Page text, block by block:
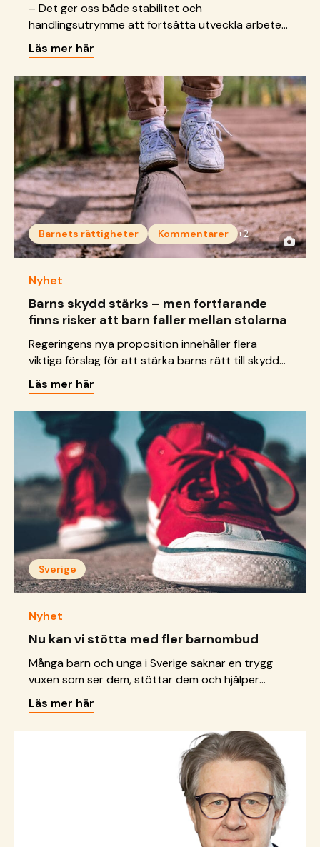
– Det ger oss både stabilitet och
handlingsutrymme att fortsätta utveckla arbetet
för barns rättigheter globalt, säger
generalsekreterare Jeanette Sundin.
Läs mer här
Barnets rättigheter Kommentarer +2
Nyhet
Barns skydd stärks – men fortfarande
finns risker att barn faller mellan stolarna
Regeringens nya proposition innehåller flera
viktiga förslag för att stärka barns rätt till skydd
och stöd från socialnämnden. Men flera områden
behöver utvecklas för att inget barn ska lämnas
utan stöd.
Läs mer här
Sverige
Nyhet
Nu kan vi stötta med fler barnombud
Många barn och unga i Sverige saknar en trygg
vuxen som ser dem, stöttar dem och hjälper
deras röst att nå fram. Därför är vi glada att vi nu
har beviljats stöd från Socialstyrelsen för att
utveckla vårt arbete med barnombud i Sverige,
ett viktigt steg för att barn och unga ska få sina
röster hörda och rättigheter uppfyllda.
Läs mer här